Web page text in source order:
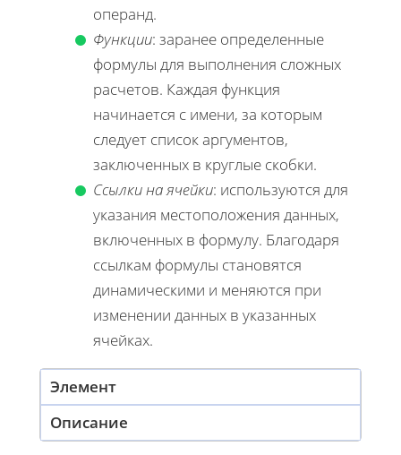
операнд.
Функции: заранее определенные
формулы для выполнения сложных
расчетов. Каждая функция
начинается с имени, за которым
следует список аргументов,
заключенных в круглые скобки.
Ссылки на ячейки: используются для
указания местоположения данных,
включенных в формулу. Благодаря
ссылкам формулы становятся
динамическими и меняются при
изменении данных в указанных
ячейках.
Элемент
Описание